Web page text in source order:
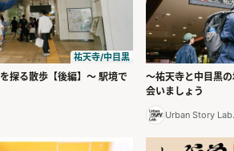
祐天寺/中目黒
探る散歩【後編】〜 駅境で
〜祐天寺と中目黒
会いましょう
Urban Story Lab.